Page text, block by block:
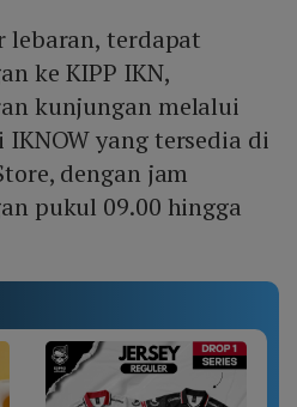
lebaran, terdapat
ke KIPP IKN,
kunjungan melalui
yang tersedia di
dengan jam
pukul 09.00 hingga